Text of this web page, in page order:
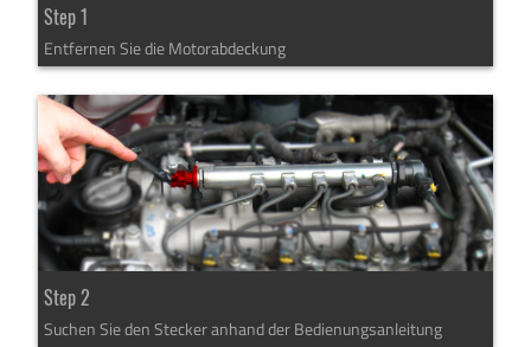
Step 1
Entfernen Sie die Motorabdeckung
Step 2
Suchen Sie den Stecker anhand der Bedienungsanleitung